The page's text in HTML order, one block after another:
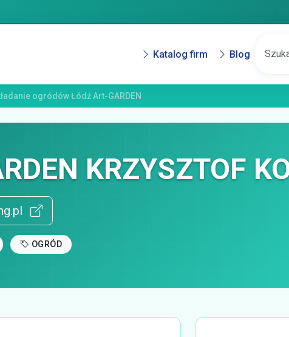
Katalog firm Blog
ogródów Łódź Art-GARDEN
KRZYSZTOF
OGRÓD